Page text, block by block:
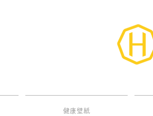
健康壁紙